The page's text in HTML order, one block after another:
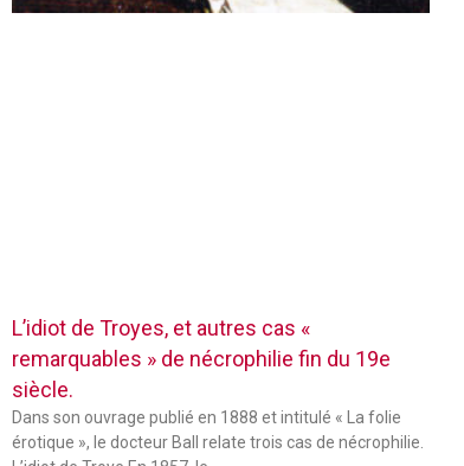
L’idiot de Troyes, et autres cas «
remarquables » de nécrophilie fin du 19e
siècle.
Dans son ouvrage publié en 1888 et intitulé « La folie
érotique », le docteur Ball relate trois cas de nécrophilie.